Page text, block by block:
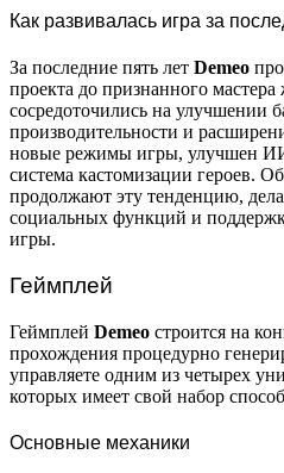
Как развивалась игра за
За последние пять лет Demeo
проекта до признанного
сосредоточились на улучшении
производительности и
новые режимы игры, улучшен
система кастомизации героев.
продолжают эту тенденцию,
социальных функций и
игры.
Геймплей
Геймплей Demeo строится на
прохождения процедурно
управляете одним из четырех
которых имеет свой набор
Основные механики